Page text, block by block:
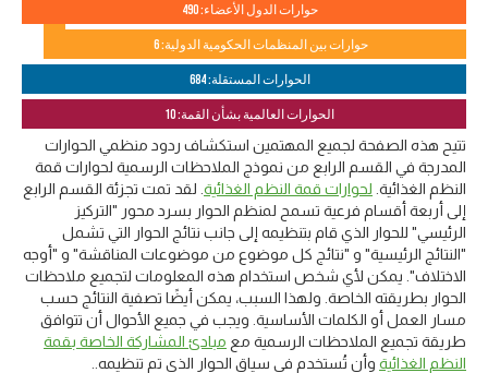
حوارات الدول الأعضاء: 490
حوارات بين المنظمات الحكومية الدولية: 6
الحوارات المستقلة: 684
الحوارات العالمية بشأن القمة: 10
تتيح هذه الصفحة لجميع المهتمين استكشاف ردود منظمي الحوارات
المدرجة في القسم الرابع من نموذج الملاحظات الرسمية لحوارات قمة
النظم الغذائية. لحوارات قمة النظم الغذائية . لقد تمت تجزئة القسم الرابع
إلى أربعة أقسام فرعية تسمح لمنظم الحوار بسرد محور "التركيز
الرئيسي" للحوار الذي قام بتنظيمه إلى جانب نتائج الحوار التي تشمل
"النتائج الرئيسية" و "نتائج كل موضوع من موضوعات المناقشة" و "أوجه
الاختلاف". يمكن لأي شخص استخدام هذه المعلومات لتجميع ملاحظات
الحوار بطريقته الخاصة. ولهذا السبب، يمكن أيضًا تصفية النتائج حسب
مسار العمل أو الكلمات الأساسية. ويجب في جميع الأحوال أن تتوافق
طريقة تجميع الملاحظات الرسمية مع مبادئ المشاركة الخاصة بقمة
النظم الغذائية وأن تُستخدم في سياق الحوار الذي تم تنظيمه..